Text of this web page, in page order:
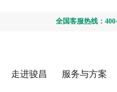
全国客服热线：
走进骏昌 服务与方案